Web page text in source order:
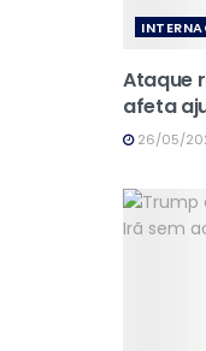
Ataque
afeta
26/05/